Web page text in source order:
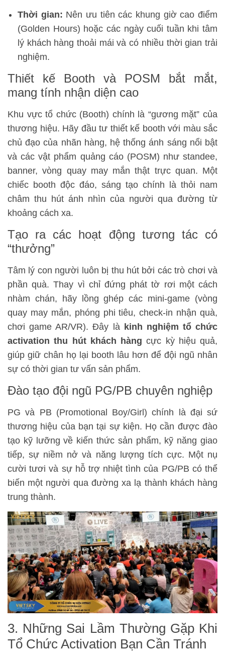
Thời gian: Nên ưu tiên các khung giờ cao điểm
(Golden Hours) hoặc các ngày cuối tuần khi tâm
lý khách hàng thoải mái và có nhiều thời gian trải
nghiệm.
Thiết kế Booth và POSM bắt mắt,
mang tính nhận diện cao
Khu vực tổ chức (Booth) chính là “gương mặt” của
thương hiệu. Hãy đầu tư thiết kế booth với màu sắc
chủ đạo của nhãn hàng, hệ thống ánh sáng nổi bật
và các vật phẩm quảng cáo (POSM) như standee,
banner, vòng quay may mắn thật trực quan. Một
chiếc booth độc đáo, sáng tạo chính là thỏi nam
châm thu hút ánh nhìn của người qua đường từ
khoảng cách xa.
Tạo ra các hoạt động tương tác có
“thưởng”
Tâm lý con người luôn bị thu hút bởi các trò chơi và
phần quà. Thay vì chỉ đứng phát tờ rơi một cách
nhàm chán, hãy lồng ghép các mini-game (vòng
quay may mắn, phóng phi tiêu, check-in nhận quà,
chơi game AR/VR). Đây là kinh nghiệm tổ chức
activation thu hút khách hàng cực kỳ hiệu quả,
giúp giữ chân họ lại booth lâu hơn để đội ngũ nhân
sự có thời gian tư vấn sản phẩm.
Đào tạo đội ngũ PG/PB chuyên nghiệp
PG và PB (Promotional Boy/Girl) chính là đại sứ
thương hiệu của bạn tại sự kiện. Họ cần được đào
tạo kỹ lưỡng về kiến thức sản phẩm, kỹ năng giao
tiếp, sự niềm nở và năng lượng tích cực. Một nụ
cười tươi và sự hỗ trợ nhiệt tình của PG/PB có thể
biến một người qua đường xa lạ thành khách hàng
trung thành.
3. Những Sai Lầm Thường Gặp Khi
Tổ Chức Activation Bạn Cần Tránh